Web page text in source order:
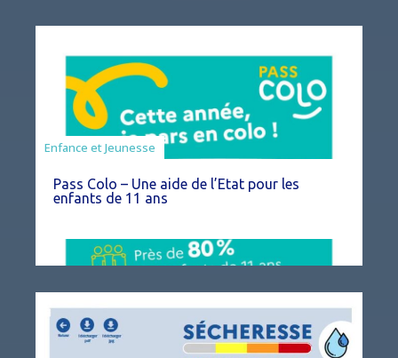
Animation
Enfance et Jeunesse
Pass Colo – Une aide de l’Etat pour les
enfants de 11 ans